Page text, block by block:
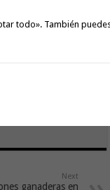
tecnología y
agua».
concretos y
un referente para
Next
ganaderas en
todo». También